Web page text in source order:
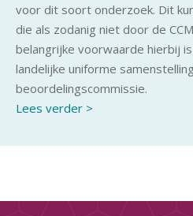
voor dit soort onderzoek. Dit
die als zodanig niet door de
belangrijke voorwaarde hierbij
landelijke uniforme
beoordelingscommissie.
Lees verder >